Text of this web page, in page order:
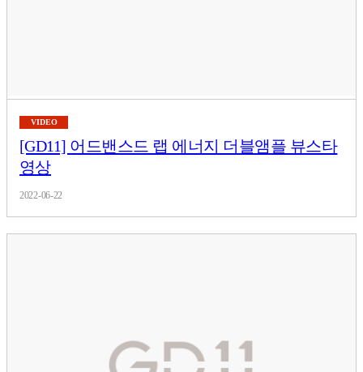
VIDEO
[GD11] 어드밴스드 랩 에너지 더블앰플 뷰스타
영상
2022-06-22